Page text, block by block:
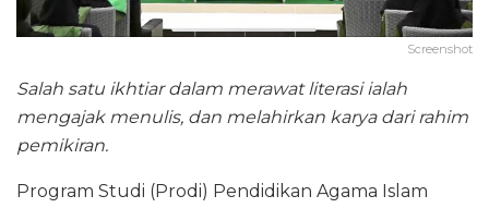
Screenshot
Salah satu ikhtiar dalam merawat literasi ialah
mengajak menulis, dan melahirkan karya dari rahim
pemikiran.
Program Studi (Prodi) Pendidikan Agama Islam